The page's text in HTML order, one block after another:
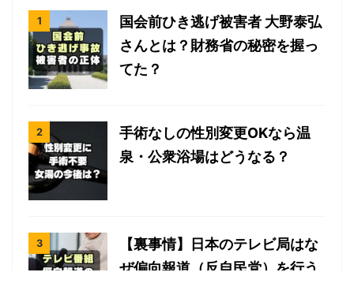
国会前ひき逃げ被害者 大野泰弘
さんとは？財務省の秘密を握っ
てた？
手術なしの性別変更OKなら温
泉・公衆浴場はどうなる？
【裏事情】日本のテレビ局はな
ぜ偏向報道（反自民党）を行う